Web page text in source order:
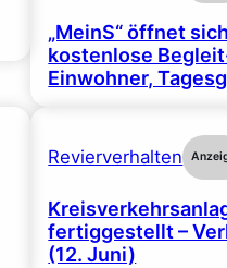
„MeinS“ öffnet
kostenlose
Einwohner,
Revierverhalten
fertiggestellt –
(12. Juni)